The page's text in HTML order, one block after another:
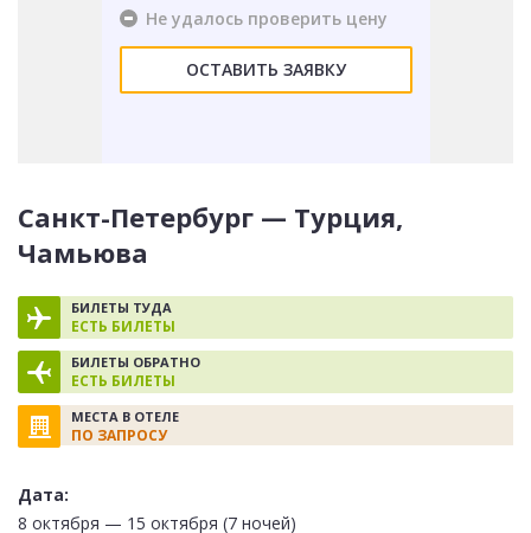
Санкт-Петербург — Турция,
Чамьюва
БИЛЕТЫ ТУДА
ЕСТЬ БИЛЕТЫ
БИЛЕТЫ ОБРАТНО
ЕСТЬ БИЛЕТЫ
МЕСТА В ОТЕЛЕ
ПО ЗАПРОСУ
Дата:
8 октября — 15 октября (7 ночей)
Не удалось проверить цену
ОСТАВИТЬ ЗАЯВКУ